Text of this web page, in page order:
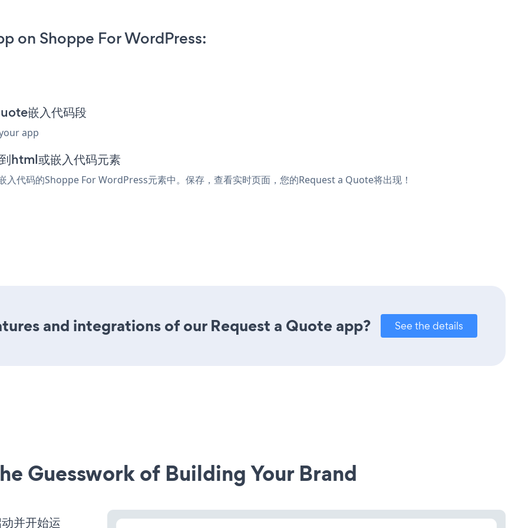
on Shoppe For WordPress:
嵌入代码段
app
html或嵌入代码元素
代码的Shoppe For WordPress元素中。保存，查看实时页面，您的Request a Quote将出现！
and integrations of our Request a Quote app? See the details
Guesswork of Building Your Brand
并开始运